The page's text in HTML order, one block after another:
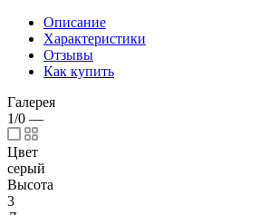
Описание
Характеристики
Отзывы
Как купить
Галерея
1/0 —
Цвет
серый
Высота
3